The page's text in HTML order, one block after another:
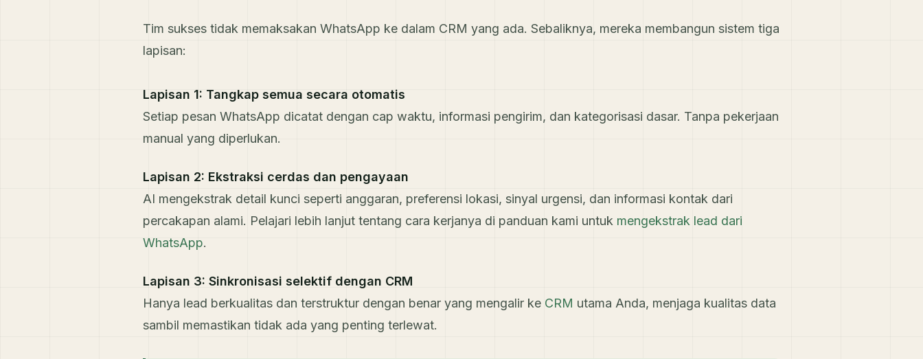
Tim sukses tidak memaksakan WhatsApp ke dalam CRM yang ada. Sebaliknya, mereka membangun sistem tiga
lapisan:
Lapisan 1: Tangkap semua secara otomatis
Setiap pesan WhatsApp dicatat dengan cap waktu, informasi pengirim, dan kategorisasi dasar. Tanpa pekerjaan
manual yang diperlukan.
Lapisan 2: Ekstraksi cerdas dan pengayaan
AI mengekstrak detail kunci seperti anggaran, preferensi lokasi, sinyal urgensi, dan informasi kontak dari
percakapan alami. Pelajari lebih lanjut tentang cara kerjanya di panduan kami untuk mengekstrak lead dari
WhatsApp.
Lapisan 3: Sinkronisasi selektif dengan CRM
Hanya lead berkualitas dan terstruktur dengan benar yang mengalir ke CRM utama Anda, menjaga kualitas data
sambil memastikan tidak ada yang penting terlewat.